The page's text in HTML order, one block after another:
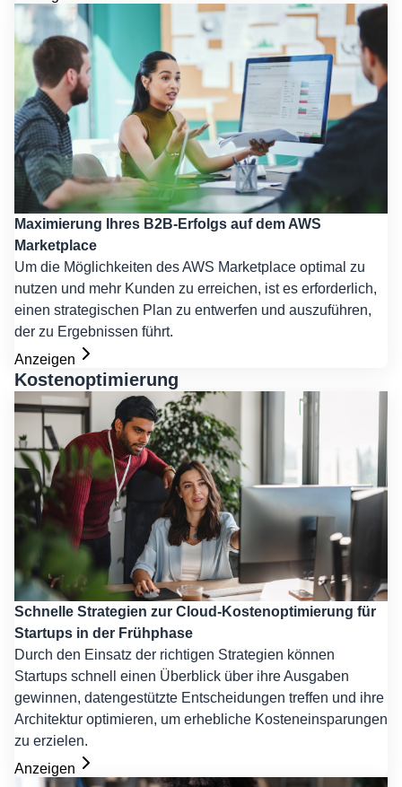
Maximierung Ihres B2B-Erfolgs auf dem AWS
Marketplace
Um die Möglichkeiten des AWS Marketplace optimal zu
nutzen und mehr Kunden zu erreichen, ist es erforderlich,
einen strategischen Plan zu entwerfen und auszuführen,
der zu Ergebnissen führt.
Anzeigen
Kostenoptimierung
Schnelle Strategien zur Cloud-Kostenoptimierung für
Startups in der Frühphase
Durch den Einsatz der richtigen Strategien können
Startups schnell einen Überblick über ihre Ausgaben
gewinnen, datengestützte Entscheidungen treffen und ihre
Architektur optimieren, um erhebliche Kosteneinsparungen
zu erzielen.
Anzeigen